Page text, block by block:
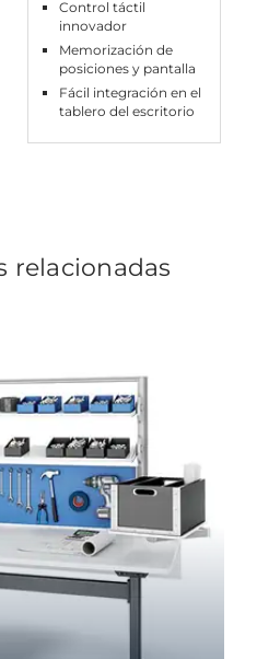
Control táctil
innovador
Memorización de
posiciones y pantalla
Fácil integración en el
tablero del escritorio
relacionadas